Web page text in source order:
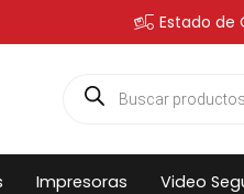
Estado de
Búsqueda
de
Impresoras Video